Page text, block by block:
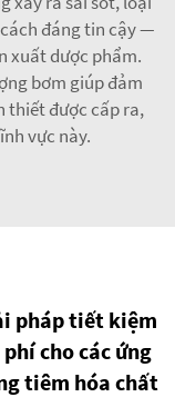
đáng tin cậy —
xuất dược phẩm.
bơm giúp đảm
thiết được cấp ra,
vực này.
pháp tiết kiệm
cho các ứng
tiêm hóa chất